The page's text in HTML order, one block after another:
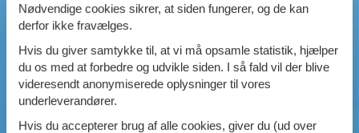
Internet
Parabol/kabel TV
Brændeovn
Opvaskemaskine
Vaskemaskine
Tørretumbler
Ikkeryger
Nødvendige cookies sikrer, at siden fungerer, og de kan
derfor ikke fravælges.
Hvis du giver samtykke til, at vi må opsamle statistik, hjælper
du os med at forbedre og udvikle siden. I så fald vil der blive
videresendt anonymiserede oplysninger til vores
underleverandører.
Hvis du accepterer brug af alle cookies, giver du (ud over